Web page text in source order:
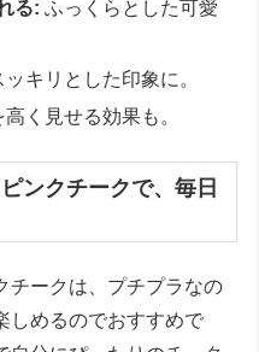
る: ふっくらとした可愛
ッキリとした印象に。
高く見せる効果も。
ンクチークで、毎日
チークは、プチプラなの
しめるのでおすすめで